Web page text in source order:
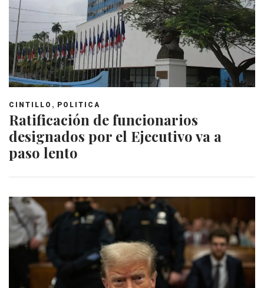
CINTILLO , POLITICA
Ratificación de funcionarios
designados por el Ejecutivo va a
paso lento